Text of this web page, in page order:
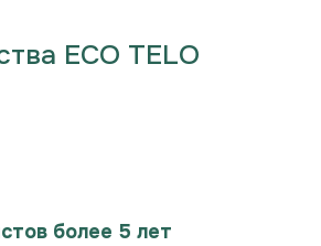
ECO TELO
более 5 лет